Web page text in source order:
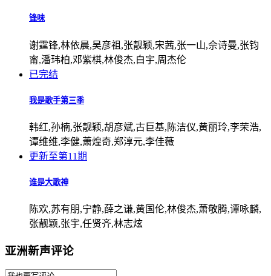
锋味
谢霆锋,林依晨,吴彦祖,张靓颖,宋茜,张一山,佘诗曼,张钧
甯,潘玮柏,邓紫棋,林俊杰,白宇,周杰伦
已完结
我是歌手第三季
韩红,孙楠,张靓颖,胡彦斌,古巨基,陈洁仪,黄丽玲,李荣浩,
谭维维,李健,萧煌奇,郑淳元,李佳薇
更新至第11期
谁是大歌神
陈欢,苏有朋,宁静,薛之谦,黄国伦,林俊杰,萧敬腾,谭咏麟,
张靓颖,张宇,任贤齐,林志炫
亚洲新声评论